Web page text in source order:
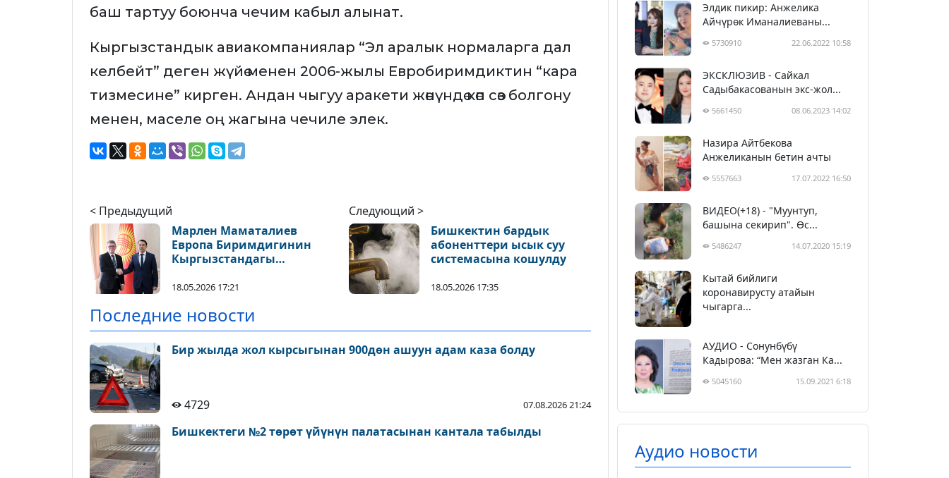
баш тартуу боюнча чечим кабыл алынат.
Кыргызстандык авиакомпаниялар “Эл аралык нормаларга дал
келбейт” деген жүйө менен 2006-жылы Евробиримдиктин “кара
тизмесине” кирген. Андан чыгуу аракети жөнүндө көп сөз болгону
менен, маселе оң жагына чечиле элек.
< Предыдущий
Марлен Маматалиев
Европа Биримдигинин
Кыргызстандагы
кабыл алды
18.05.2026 17:21
Следующий >
Бишкектин бардык
абоненттери ысык суу
системасына кошулду
18.05.2026 17:35
Последние новости
Бир жылда жол кырсыгынан 900дөн ашуун адам каза болду
4729 07.08.2026 21:24
Бишкектеги №2 төрөт үйүнүн палатасынан кантала табылды
Элдик пикир: Анжелика
Айчүрөк Иманалиеваны...
5730910 22.06.2022 10:58
ЭКСКЛЮЗИВ - Сайкал
Садыбакасованын экс-жол...
5661450 08.06.2023 14:02
Назира Айтбекова
Анжеликанын бетин ачты
5557663 17.07.2022 16:50
ВИДЕО(+18) - "Муунтуп,
башына секирип". Өс...
5486247 14.07.2020 15:19
Кытай бийлиги
коронавирусту атайын
чыгарга...
АУДИО - Сонунбүбү
Кадырова: “Мен жазган Ка...
5045160 15.09.2021 6:18
Аудио новости